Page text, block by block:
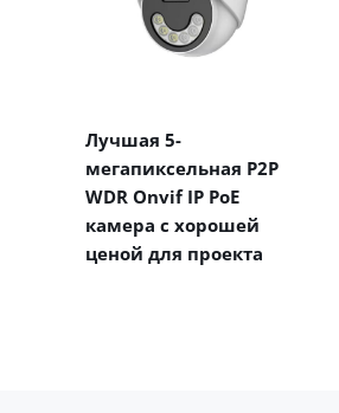
Лучшая 5-
мегапиксельная P2P
WDR Onvif IP PoE
камера с хорошей
ценой для проекта